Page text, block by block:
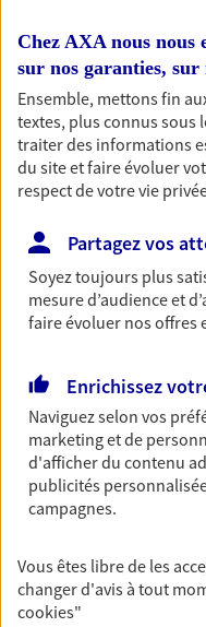
Garantie
Bricoleuse, féru de
ou grande lectrice…
Accident, protégez
revenus.
Découvrir l'offre
Gagnez en
assurance
unique pour
responsabilité civile.
Découvrir l'offre
Chez AXA nous nous
sur nos garanties, sur
Ensemble, mettons fin
textes, plus connus sous
traiter des informations
du site et faire évoluer
respect de votre vie
Partagez vos
Soyez toujours plus
mesure d’audience et
faire évoluer nos offres
Enrichissez
Naviguez selon vos
marketing et de
d'afficher du contenu
publicités
campagnes.
Vous êtes libre de les
changer d'avis à tout
cookies"